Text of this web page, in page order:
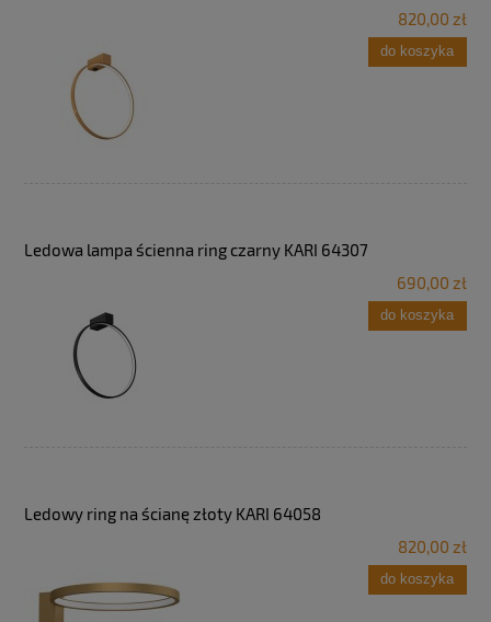
820,00 zł
do koszyka
Ledowa lampa ścienna ring czarny KARI 64307
690,00 zł
do koszyka
Ledowy ring na ścianę złoty KARI 64058
820,00 zł
do koszyka